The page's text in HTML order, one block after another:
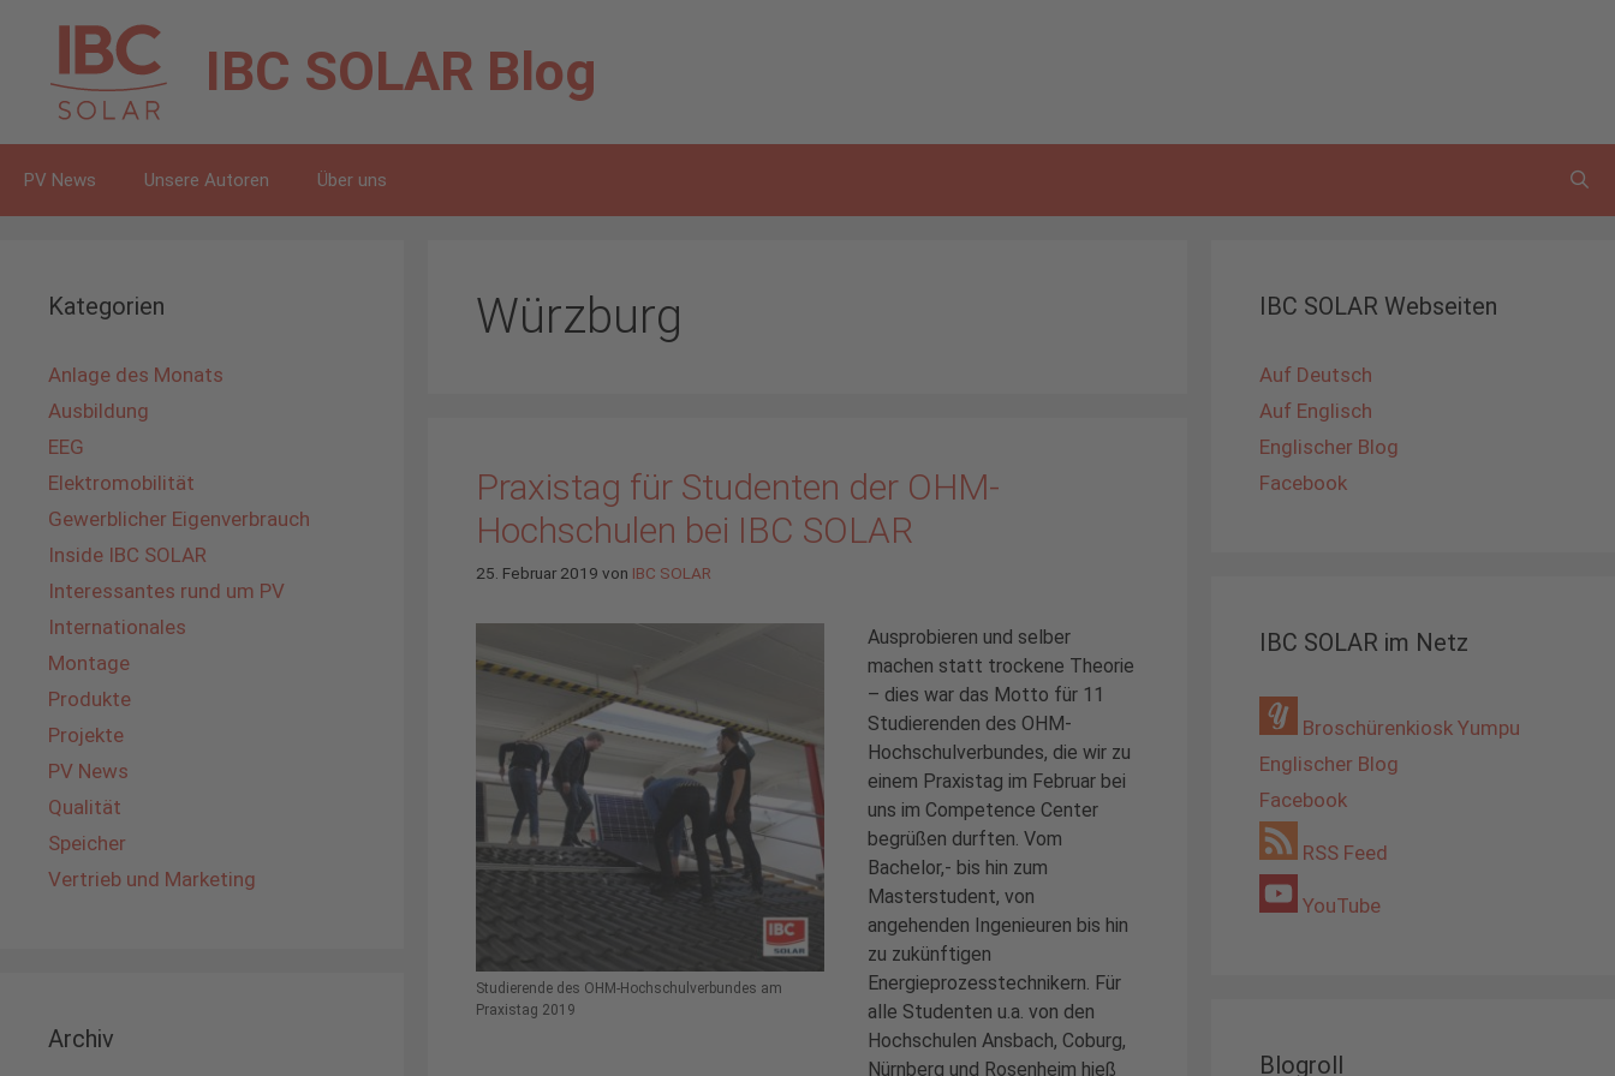
springen
IBC SOLAR Blog
PV News Unsere Autoren Über uns
Würzburg
Praxistag für Studenten der OHM-
Hochschulen bei IBC SOLAR
25. Februar 2019 von IBC SOLAR
Studierende des OHM-Hochschulverbundes am
Praxistag 2019
Ausprobieren und selber
machen statt trockene Theorie
– dies war das Motto für 11
Studierenden des OHM-
Hochschulverbundes, die wir zu
einem Praxistag im Februar bei
uns im Competence Center
begrüßen durften. Vom
Bachelor,- bis hin zum
Masterstudent, von
angehenden Ingenieuren bis hin
zu zukünftigen
Energieprozesstechnikern. Für
alle Studenten u.a. von den
Hochschulen Ansbach, Coburg,
Nürnberg und Rosenheim hieß
Kategorien
Anlage des Monats
Ausbildung
EEG
Elektromobilität
Gewerblicher Eigenverbrauch
Inside IBC SOLAR
Interessantes rund um PV
Internationales
Montage
Produkte
Projekte
PV News
Qualität
Speicher
Vertrieb und Marketing
Archiv
IBC SOLAR Webseiten
Auf Deutsch
Auf Englisch
Englischer Blog
Facebook
IBC SOLAR im Netz
Broschürenkiosk Yumpu
Englischer Blog
Facebook
RSS Feed
YouTube
Blogroll